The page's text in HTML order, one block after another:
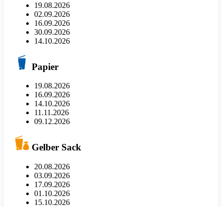
19.08.2026
02.09.2026
16.09.2026
30.09.2026
14.10.2026
Papier
19.08.2026
16.09.2026
14.10.2026
11.11.2026
09.12.2026
Gelber Sack
20.08.2026
03.09.2026
17.09.2026
01.10.2026
15.10.2026